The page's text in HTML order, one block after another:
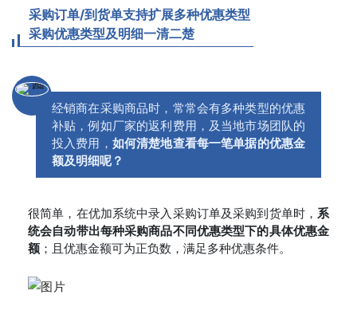
采购订单/到货单支持扩展多种优惠类型
采购优惠类型及明细一清二楚
经销商在采购商品时，常常会有多种类型的优惠
补贴，例如厂家的返利费用，及当地市场团队的
投入费用， 如何清楚地查看每一笔单据的优惠金
额及明细呢？
很简单，在优加系统中录入采购订单及采购到货单时， 系
统会自动带出每种采购商品不同优惠类型下的具体优惠金
额 ；且优惠金额可为正负数，满足多种优惠条件。